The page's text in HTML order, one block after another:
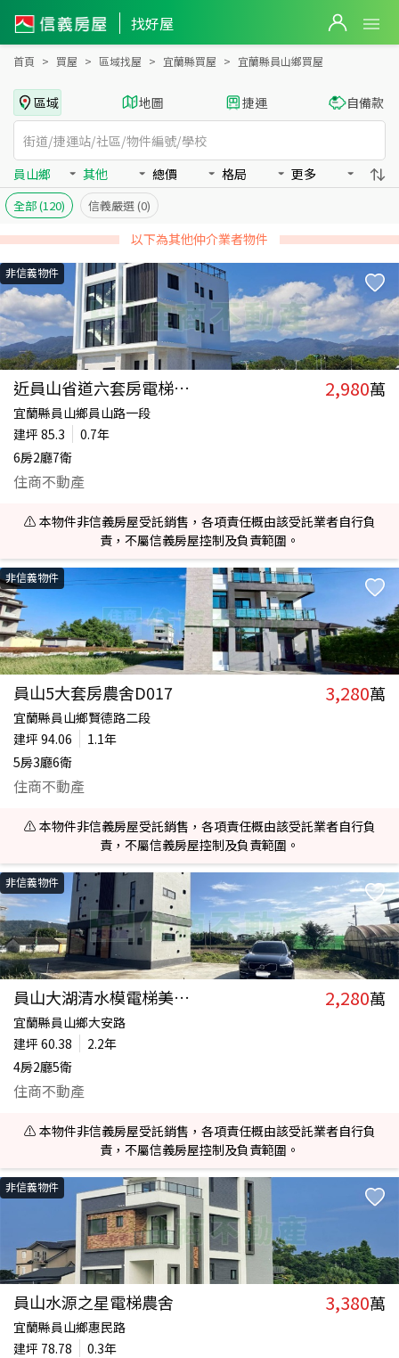
找好屋
宜蘭縣員山鄉買房：其他房屋物件出售、房價分析
首頁 買屋 區域找屋 宜蘭縣買屋 宜蘭縣員山鄉買屋
區域 地圖 捷運 自備款
員山鄉 其他 總價 格局 更多
全部(120) 信義嚴選 (0)
以下為其他仲介業者物件
非信義物件
近員山省道六套房電梯農舍 2,980萬
宜蘭縣員山鄉員山路一段
建坪 85.3
0.7年
6房2廳7衛
住商不動產
⚠️ 本物件非信義房屋受託銷售，各項責任概由該受託業者自行負
責，不屬信義房屋控制及負責範圍。
非信義物件
員山5大套房農舍D017 3,280萬
宜蘭縣員山鄉賢德路二段
建坪 94.06
1.1年
5房3廳6衛
住商不動產
⚠️ 本物件非信義房屋受託銷售，各項責任概由該受託業者自行負
責，不屬信義房屋控制及負責範圍。
非信義物件
員山大湖清水模電梯美農舍 2,280萬
宜蘭縣員山鄉大安路
建坪 60.38
2.2年
4房2廳5衛
住商不動產
⚠️ 本物件非信義房屋受託銷售，各項責任概由該受託業者自行負
責，不屬信義房屋控制及負責範圍。
非信義物件
員山水源之星電梯農舍 3,380萬
宜蘭縣員山鄉惠民路
建坪 78.78
0.3年
宜蘭縣員山鄉買房：其他物件出售、房價分析 - 信義房屋